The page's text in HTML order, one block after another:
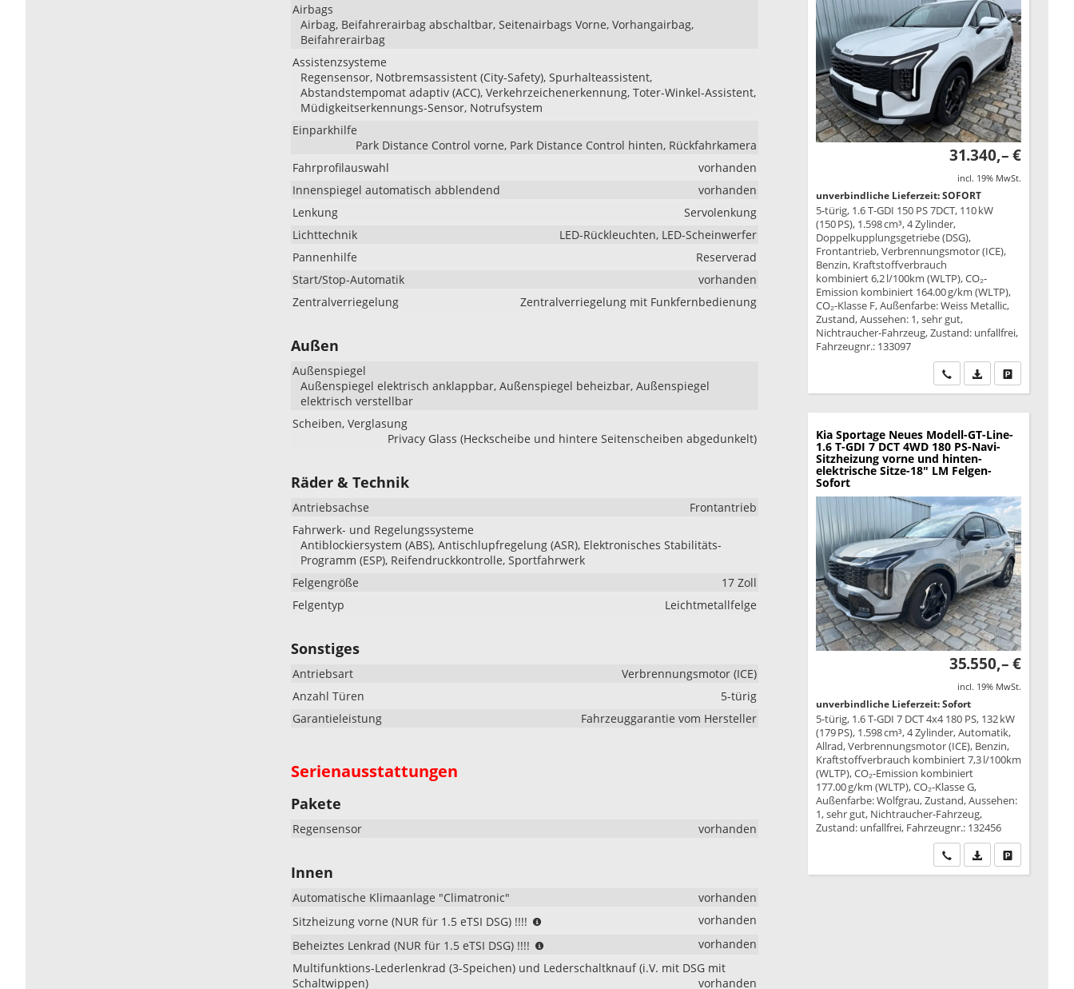
Airbags
Airbag, Beifahrerairbag abschaltbar, Seitenairbags Vorne, Vorhangairbag,
Beifahrerairbag
Assistenzsysteme
Regensensor, Notbremsassistent (City-Safety), Spurhalteassistent,
Abstandstempomat adaptiv (ACC), Verkehrzeichenerkennung, Toter-Winkel-Assistent,
Müdigkeitserkennungs-Sensor, Notrufsystem
Einparkhilfe
Park Distance Control vorne, Park Distance Control hinten, Rückfahrkamera
Fahrprofilauswahl
vorhanden
Innenspiegel automatisch abblendend
vorhanden
Lenkung
Servolenkung
Lichttechnik
LED-Rückleuchten, LED-Scheinwerfer
Pannenhilfe
Reserverad
Start/Stop-Automatik
vorhanden
Zentralverriegelung
Zentralverriegelung mit Funkfernbedienung
Außen
Außenspiegel
Außenspiegel elektrisch anklappbar, Außenspiegel beheizbar, Außenspiegel
elektrisch verstellbar
Scheiben, Verglasung
Privacy Glass (Heckscheibe und hintere Seitenscheiben abgedunkelt)
Räder & Technik
Antriebsachse
Frontantrieb
Fahrwerk- und Regelungssysteme
Antiblockiersystem (ABS), Antischlupfregelung (ASR), Elektronisches Stabilitäts-
Programm (ESP), Reifendruckkontrolle, Sportfahrwerk
Felgengröße
17 Zoll
Felgentyp
Leichtmetallfelge
Sonstiges
Antriebsart
Verbrennungsmotor (ICE)
Anzahl Türen
5-türig
Garantieleistung
Fahrzeuggarantie vom Hersteller
Serienausstattungen
Pakete
Regensensor vorhanden
Innen
Automatische Klimaanlage "Climatronic"
vorhanden
Sitzheizung vorne (NUR für 1.5 eTSI DSG) !!!!
1.5
eTSI
vorhanden
Beheiztes Lenkrad (NUR für 1.5 eTSI DSG) !!!!
1.5
vorhanden
Multifunktions-Lederlenkrad (3-Speichen) und Lederschaltknauf (i.V. mit DSG mit
Schaltwippen)
vorhanden
31.340,– €
incl. 19% MwSt.
unverbindliche Lieferzeit: SOFORT
5-türig, 1.6 T-GDI 150 PS 7DCT, 110 kW
(150 PS), 1.598 cm³, 4 Zylinder,
Doppelkupplungsgetriebe (DSG),
Frontantrieb, Verbrennungsmotor (ICE),
Benzin, Kraftstoffverbrauch
kombiniert 6,2 l/100km (WLTP), CO₂-
Emission kombiniert 164.00 g/km (WLTP),
CO₂-Klasse F, Außenfarbe: Weiss Metallic,
Zustand, Aussehen: 1, sehr gut,
Nichtraucher-Fahrzeug, Zustand: unfallfrei,
Fahrzeugnr.: 133097
Wir rufen Sie an
PDF-Datei,Drucken,
Kia Sportage Neues Modell-GT-Line-
1.6 T-GDI 7 DCT 4WD 180 PS-Navi-
Sitzheizung vorne und hinten-
elektrische Sitze-18" LM Felgen-
Sofort
35.550,– €
incl. 19% MwSt.
unverbindliche Lieferzeit: Sofort
5-türig, 1.6 T-GDI 7 DCT 4x4 180 PS, 132 kW
(179 PS), 1.598 cm³, 4 Zylinder, Automatik,
Allrad, Verbrennungsmotor (ICE), Benzin,
Kraftstoffverbrauch kombiniert 7,3 l/100km
(WLTP), CO₂-Emission kombiniert
177.00 g/km (WLTP), CO₂-Klasse G,
Außenfarbe: Wolfgrau, Zustand, Aussehen:
1, sehr gut, Nichtraucher-Fahrzeug,
Zustand: unfallfrei, Fahrzeugnr.: 132456
Wir rufen Sie an
PDF-Datei,Drucken,